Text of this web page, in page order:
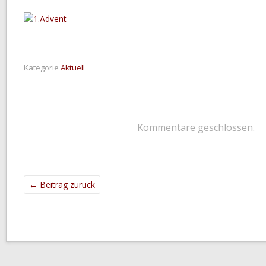
Kategorie Aktuell
Kommentare geschlossen.
← Beitrag zurück